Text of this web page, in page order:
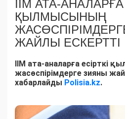
ІІМ АТА-АНАЛАРҒА
ҚЫЛМЫСЫНЫҢ
ЖАЙЛЫ ЕСКЕРТТІ
ІІМ ата-аналарға есірткі
жасөспірімдерге зияны
хабарлайды Polisia.kz.